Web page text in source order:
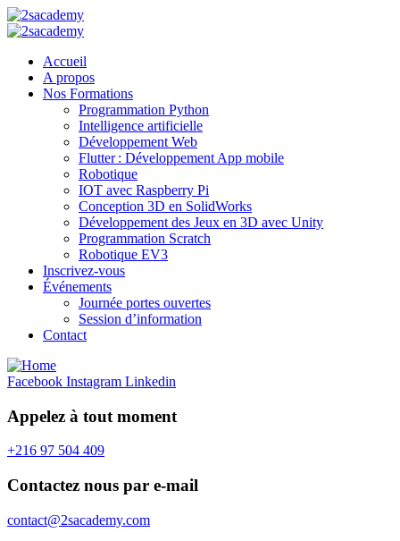
Accueil
A propos
Nos Formations
Programmation Python
Intelligence artificielle
Développement Web
Flutter : Développement App mobile
Robotique
IOT avec Raspberry Pi
Conception 3D en SolidWorks
Développement des Jeux en 3D avec Unity
Programmation Scratch
Robotique EV3
Inscrivez-vous
Événements
Journée portes ouvertes
Session d’information
Contact
Facebook Instagram Linkedin
Appelez à tout moment
+216 97 504 409
Contactez nous par e-mail
contact@2sacademy.com